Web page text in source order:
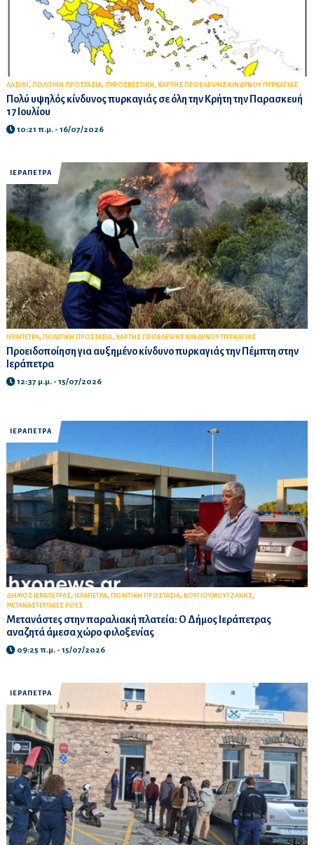
ΛΑΣΙΘΙ , ΠΟΛΙΤΙΚΗ ΠΡΟΣΤΑΣΙΑ, ΠΥΡΟΣΒΕΣΤΙΚΗ , ΧΑΡΤΗΣ ΠΡΟΒΛΕΨΗΣ ΚΙΝΔΥΝΟΥ ΠΥΡΚΑΓΙΑΣ
Πολύ υψηλός κίνδυνος πυρκαγιάς σε όλη την Κρήτη την Παρασκευή
17 Ιουλίου
10:21 π.μ. - 16/07/2026
ΙΕΡΑΠΕΤΡΑ
ΙΕΡΑΠΕΤΡΑ, ΠΟΛΙΤΙΚΗ ΠΡΟΣΤΑΣΙΑ, ΧΑΡΤΗΣ ΠΡΟΒΛΕΨΗΣ ΚΙΝΔΥΝΟΥ ΠΥΡΚΑΓΙΑΣ
Προειδοποίηση για αυξημένο κίνδυνο πυρκαγιάς την Πέμπτη στην
Ιεράπετρα
12:37 μ.μ. - 15/07/2026
ΙΕΡΑΠΕΤΡΑ
ΔΗΜΟΣ ΙΕΡΑΠΕΤΡΑΣ, ΙΕΡΑΠΕΤΡΑ, ΠΟΛΙΤΙΚΗ ΠΡΟΣΤΑΣΙΑ, ΚΟΥΓΙΟΥΜΟΥΤΖΑΚΗΣ,
ΜΕΤΑΝΑΣΤΕΥΤΙΚΕΣ ΡΟΕΣ
Μετανάστες στην παραλιακή πλατεία: Ο Δήμος Ιεράπετρας
αναζητά άμεσα χώρο φιλοξενίας
09:25 π.μ. - 15/07/2026
ΙΕΡΑΠΕΤΡΑ